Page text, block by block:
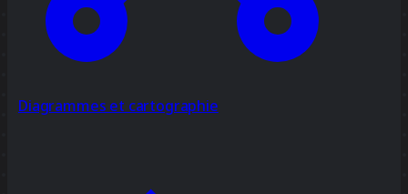
Diagrammes et cartographie